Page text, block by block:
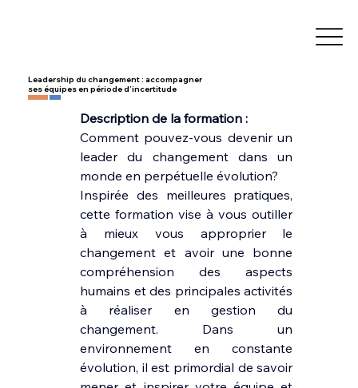
Leadership du changement : accompagner
ses équipes en période d’incertitude
Description de la formation :
Comment pouvez-vous devenir un
leader du changement dans un
monde en perpétuelle évolution?
Inspirée des meilleures pratiques,
cette formation vise à vous outiller
à mieux vous approprier le
changement et avoir une bonne
compréhension des aspects
humains et des principales activités
à réaliser en gestion du
changement. Dans un
environnement en constante
évolution, il est primordial de savoir